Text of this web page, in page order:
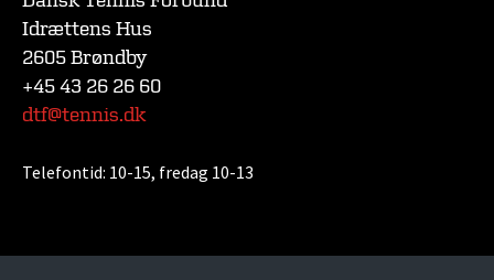
Idrættens Hus
2605 Brøndby
+45 43 26 26 60
dtf@tennis.dk
Telefontid: 10-15, fredag 10-13